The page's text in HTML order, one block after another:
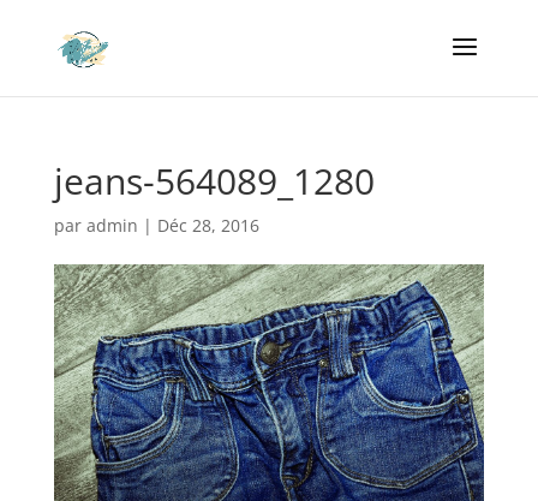
jeans-564089_1280
par admin | Déc 28, 2016